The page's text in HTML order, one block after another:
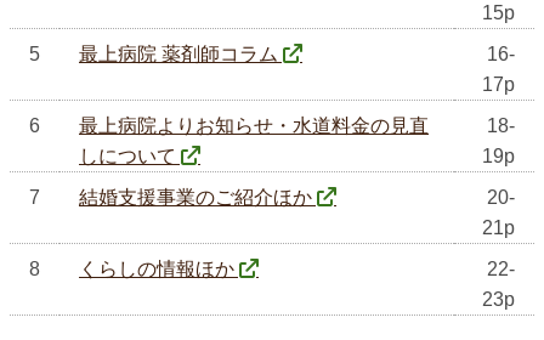
15p
5
最上病院 薬剤師コラム
16-
17p
6
最上病院よりお知らせ・水道料金の見直
しについて
18-
19p
7
結婚支援事業のご紹介ほか
20-
21p
8
くらしの情報ほか
22-
23p